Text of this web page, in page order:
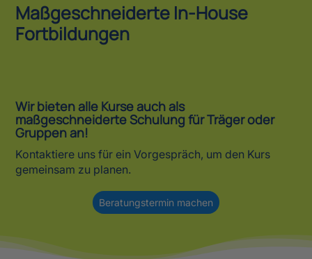
Maßgeschneiderte In-House
Fortbildungen
Wir bieten alle Kurse auch als
maßgeschneiderte Schulung für Träger oder
Gruppen an!
Kontaktiere uns für ein Vorgespräch, um den Kurs
gemeinsam zu planen.
Beratungstermin machen